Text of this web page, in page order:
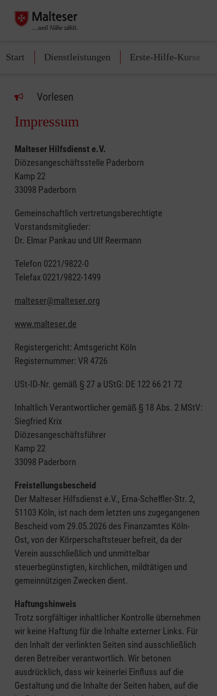
Start Dienstleistungen Erste-Hilfe-Kurse
Vorlesen
Impressum
Malteser Hilfsdienst e.V.
Diözesangeschäftsstelle Paderborn
Kamp 22
33098 Paderborn
Gemeinschaftlich vertretungsberechtigte
Vorstandsmitglieder:
Dr. Elmar Pankau und Ulf Reermann
Telefon 0221/9822-0
Telefax 0221/9822-1499
malteser@malteser.org
www.malteser.de
Registergericht: Amtsgericht Köln
Registernummer: VR 4726
USt-ID-Nr. gemäß § 27 a UStG: DE 122 66 21 72
Inhaltlich Verantwortlicher gemäß § 18 Abs. 2 MStV:
Siegfried Krix
Diözesangeschäftsführer
Kamp 22
33098 Paderborn
Freistellungsbescheid
Der Malteser Hilfsdienst e.V., Erna-Scheffler-Str. 2,
51103 Köln, ist nach dem letzten uns zugegangenen
Bescheid vom 29.05.2026 des Finanzamtes Köln-
Ost, von der Körperschaftsteuer befreit, da der
Verein ausschließlich und unmittelbar
steuerbegünstigten, kirchlichen, mildtätigen und
gemeinnützigen Zwecken dient.
Haftungshinweis
Trotz sorgfältiger inhaltlicher Kontrolle übernehmen
wir keine Haftung für die Inhalte externer Links. Für
den Inhalt der verlinkten Seiten sind ausschließlich
deren Betreiber verantwortlich. Wir betonen
ausdrücklich, dass wir keinerlei Einfluss auf die
Gestaltung und die Inhalte der Seiten haben, auf die